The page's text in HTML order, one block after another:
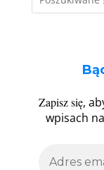
Zapisz się,
wpisach